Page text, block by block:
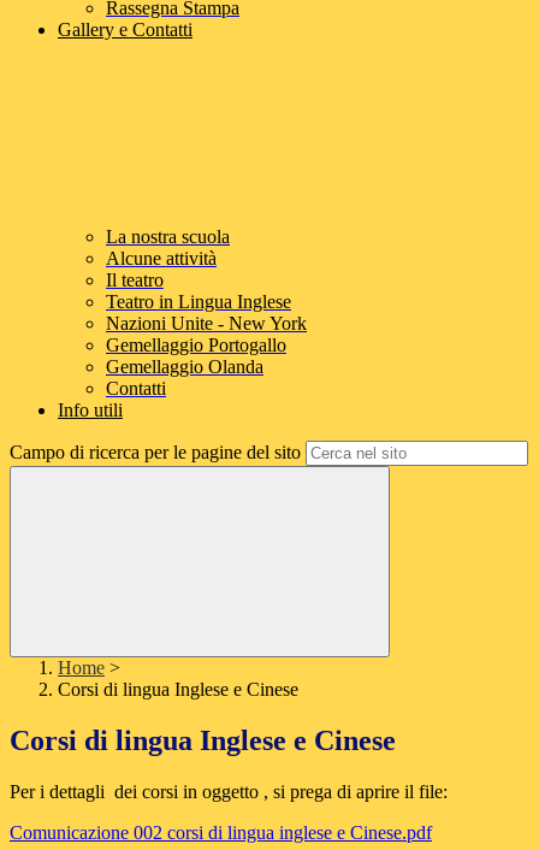
Rassegna Stampa
Gallery e Contatti
La nostra scuola
Alcune attività
Il teatro
Teatro in Lingua Inglese
Nazioni Unite - New York
Gemellaggio Portogallo
Gemellaggio Olanda
Contatti
Info utili
Campo di ricerca per le pagine del sito
Home >
Corsi di lingua Inglese e Cinese
Corsi di lingua Inglese e Cinese
Per i dettagli dei corsi in oggetto , si prega di aprire il file:
Comunicazione 002 corsi di lingua inglese e Cinese.pdf